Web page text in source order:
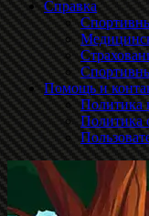
Справка
Помощь и
Политика
Политика